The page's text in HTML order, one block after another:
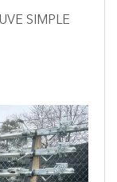
SIMPLE